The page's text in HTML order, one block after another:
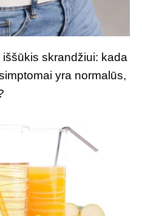
skrandžiui: kada
yra normalūs,